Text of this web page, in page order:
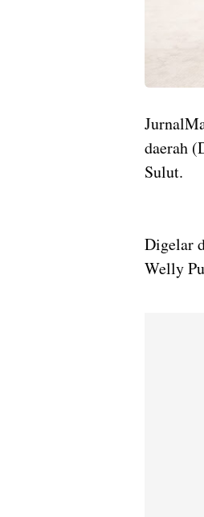
daerah
Sulut.
Digelar
Welly